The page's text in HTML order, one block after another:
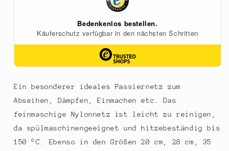
St
Ein besonderer ideales Passiernetz zum
Abseihen, Dämpfen, Einmachen etc. Das
feinmaschige Nylonnetz ist leicht zu reinigen,
da spülmaschinengeeignet und hitzebeständig bis
150 °C. Ebenso in den Größen 20 cm, 28 cm, 35